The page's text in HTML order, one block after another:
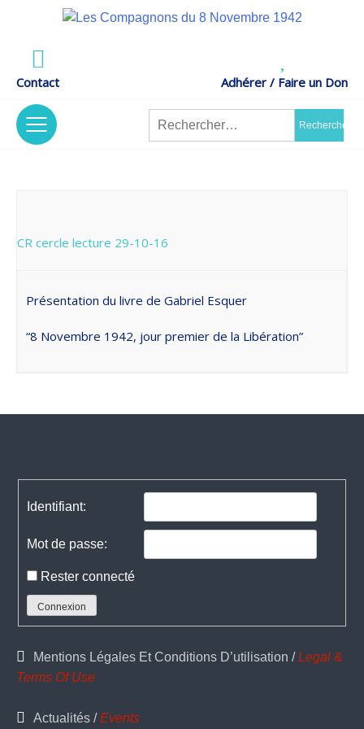
content
Contact
Adhérer / Faire un Don
/The Association
Nos Projets
/ Code Of Ethics
Contrat
D’engagement
Rechercher :
CR cercle lecture 29-10-16
Présentation du livre de ​Gabriel Esquer
“​8 Novembre 1942, jour premier de la Libération”
l’article
Identifiant:
Mot de passe:
Rester connecté
Connexion
Mentions Légales Et Conditions D’utilisation / Legal &
Terms Of Use
Actualités / Events